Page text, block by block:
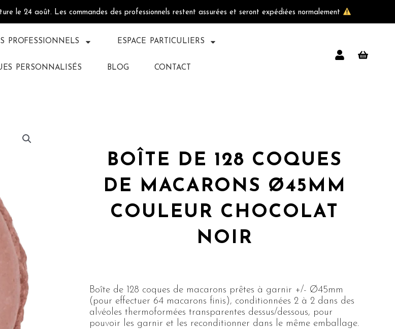
le 24 août. Les commandes des professionnels restent assurées et seront expédiées normalement
PROFESSIONNELS ESPACE PARTICULIERS
PERSONNALISÉS BLOG CONTACT
BOÎTE DE 128 COQUES
DE MACARONS Ø45MM
COULEUR CHOCOLAT
NOIR
Boîte de 128 coques de macarons prêtes à garnir +/- Ø45mm
(pour effectuer 64 macarons finis), conditionnées 2 à 2 dans des
alvéoles thermoformées transparentes dessus/dessous, pour
pouvoir les garnir et les reconditionner dans le même emballage.